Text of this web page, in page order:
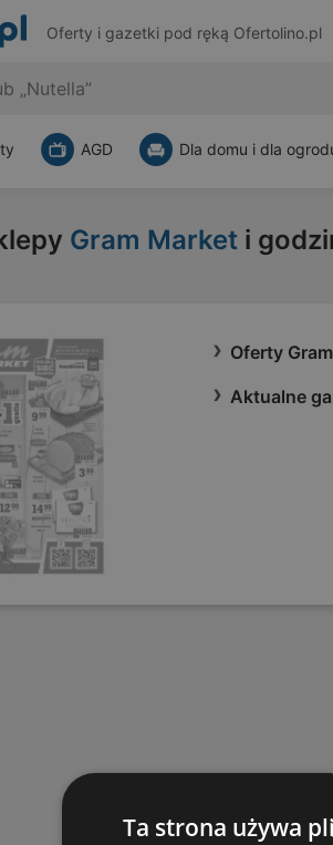
Oferty i gazetki pod ręką Ofertolino.pl
AGD Dla domu i dla
Gram Market i
Oferty
Aktualne
Ta strona używa